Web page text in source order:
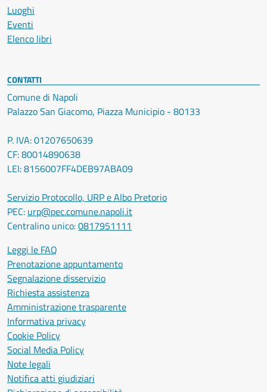
Luoghi
Eventi
Elenco libri
CONTATTI
Comune di Napoli
Palazzo San Giacomo, Piazza Municipio - 80133
P. IVA: 01207650639
CF: 80014890638
LEI: 8156007FF4DEB97ABA09
Servizio Protocollo, URP e Albo Pretorio
PEC: urp@pec.comune.napoli.it
Centralino unico:0817951111
Leggi le FAQ
Prenotazione appuntamento
Segnalazione disservizio
Richiesta assistenza
Amministrazione trasparente
Informativa privacy
Cookie Policy
Social Media Policy
Note legali
Notifica atti giudiziari